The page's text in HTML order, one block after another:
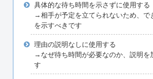
具体的な待ち時間を示さずに使用する
→相手が予定を立てられないため、で
を示すべきです
理由の説明なしに使用する
→なぜ待ち時間が必要なのか、説明を
す